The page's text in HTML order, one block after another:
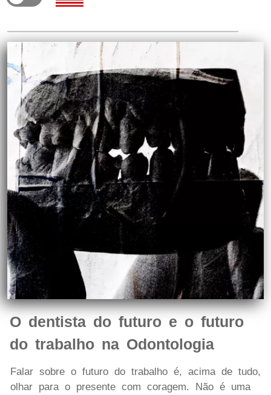
O dentista do futuro e o futuro
do trabalho na Odontologia
Falar sobre o futuro do trabalho é, acima de tudo,
olhar para o presente com coragem. Não é uma